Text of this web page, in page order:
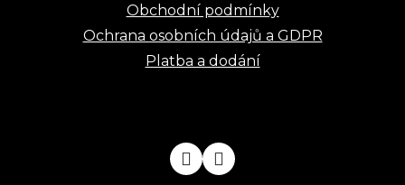
Obchodní podmínky
Ochrana osobních údajů a GDPR
Platba a dodání